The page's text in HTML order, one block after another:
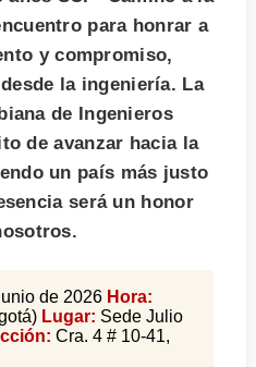
para honrar a
y compromiso,
la ingeniería. La
de Ingenieros
de avanzar hacia la
un país más justo
será un honor
de 2026 Hora:
Lugar: Sede Julio
Cra. 4 # 10-41,